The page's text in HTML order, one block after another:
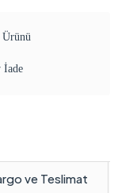
Ürünü
İade
ve Teslimat